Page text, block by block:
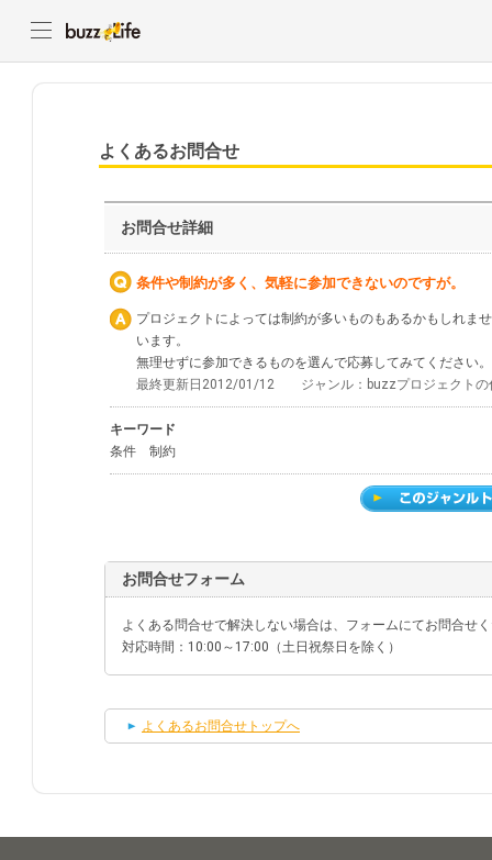
よくあるお問合せ
お問合せ詳細
条件や制約が多く、気軽に参加できないのですが。
プロジェクトによっては制約が多いものもあるかもしれま
います。
無理せずに参加できるものを選んで応募してみてください。
最終更新日2012/01/12 ジャンル：buzzプロジェクト
キーワード
条件 制約
お問合せフォーム
よくある問合せで解決しない場合は、フォームにてお問合せ
対応時間：10:00～17:00（土日祝祭日を除く）
よくあるお問合せトップへ